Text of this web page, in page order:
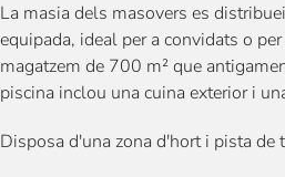
La masia dels masovers es
equipada, ideal per a convidats o
magatzem de 700 m² que
piscina inclou una cuina exterior i
Disposa d'una zona d'hort i pista de